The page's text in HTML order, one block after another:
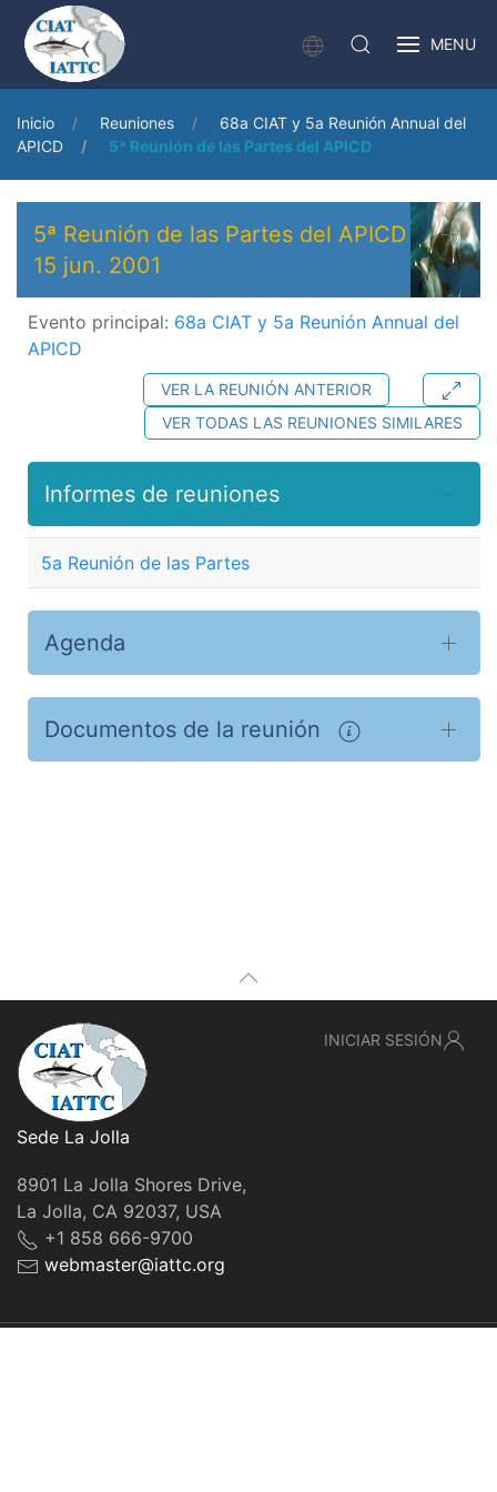
MENU
Inicio Reuniones
68a CIAT y 5a Reunión Annual del
APICD
5ª Reunión de las Partes del APICD
5ª Reunión de las Partes del APICD
15 jun. 2001
Evento principal: 68a CIAT y 5a Reunión Annual del
APICD
VER LA REUNIÓN ANTERIOR
VER TODAS LAS REUNIONES SIMILARES
Informes de reuniones
5a Reunión de las Partes
Agenda
Documentos de la reunión
Sede La Jolla
8901 La Jolla Shores Drive,
La Jolla, CA 92037, USA
+1 858 666-9700
webmaster@iattc.org
INICIAR SESIÓN